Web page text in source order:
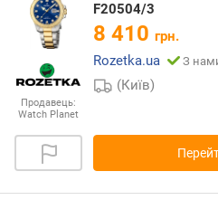
Продавець:
Watch Planet
F20504/3
8 410 грн.
Rozetka.ua
З
(Київ)